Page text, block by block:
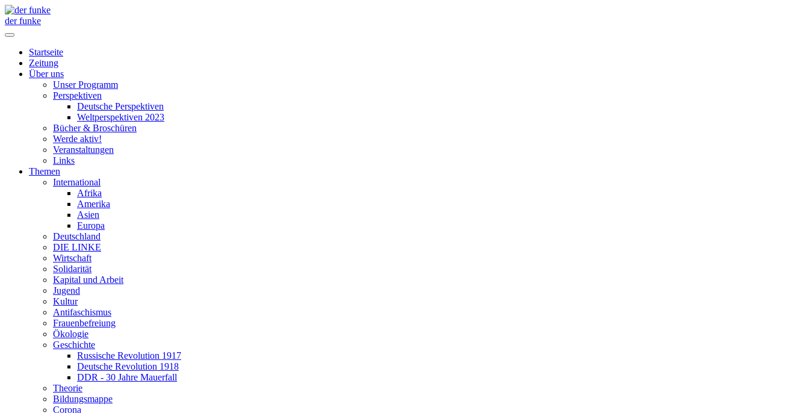
der funke
Startseite
Zeitung
Über uns
Unser Programm
Perspektiven
Deutsche Perspektiven
Weltperspektiven 2023
Bücher & Broschüren
Werde aktiv!
Veranstaltungen
Links
Themen
International
Afrika
Amerika
Asien
Europa
Deutschland
DIE LINKE
Wirtschaft
Solidarität
Kapital und Arbeit
Jugend
Kultur
Antifaschismus
Frauenbefreiung
Ökologie
Geschichte
Russische Revolution 1917
Deutsche Revolution 1918
DDR - 30 Jahre Mauerfall
Theorie
Bildungsmappe
Corona